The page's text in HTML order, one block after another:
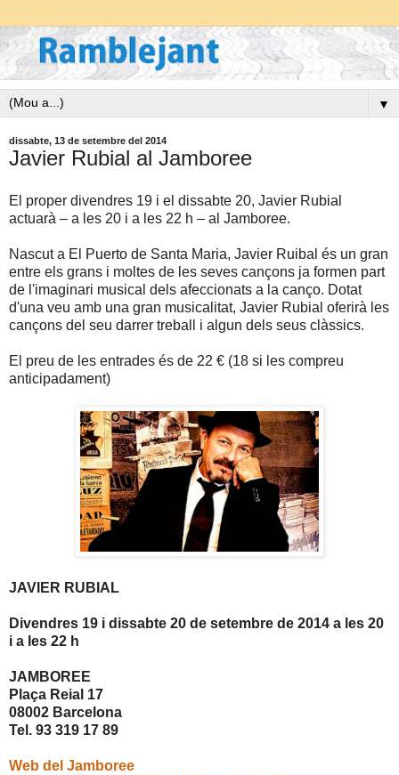
▼
dissabte, 13 de setembre del 2014
Javier Rubial al Jamboree
El proper divendres 19 i el dissabte 20, Javier Rubial
actuarà – a les 20 i a les 22 h – al Jamboree.
Nascut a El Puerto de Santa Maria, Javier Ruibal és un gran
entre els grans i moltes de les seves cançons ja formen part
de l'imaginari musical dels afeccionats a la canço. Dotat
d'una veu amb una gran musicalitat, Javier Rubial oferirà les
cançons del seu darrer treball i algun dels seus clàssics.
El preu de les entrades és de 22 € (18 si les compreu
anticipadament)
JAVIER RUBIAL
Divendres 19 i dissabte 20 de setembre de 2014 a les 20
i a les 22 h
JAMBOREE
Plaça Reial 17
08002 Barcelona
Tel. 93 319 17 89
Web del Jamboree